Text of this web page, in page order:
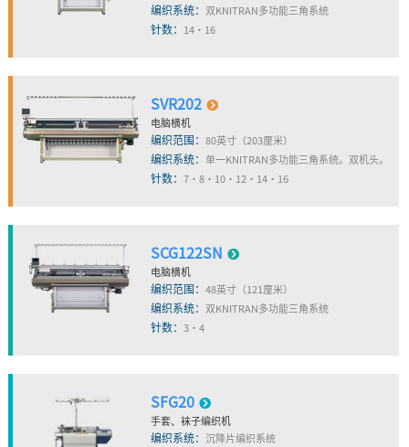
编织系统： 双KNITRAN多功能三角系统
针数： 14・16
SVR202
电脑横机
编织范围： 80英寸（203厘米）
编织系统： 单一KNITRAN多功能三角系统。双机头。
针数： 7・8・10・12・14・16
SCG122SN
电脑横机
编织范围： 48英寸（121厘米）
编织系统： 双KNITRAN多功能三角系统
针数： 3・4
SFG20
手套、袜子编织机
编织系统： 沉降片编织系统